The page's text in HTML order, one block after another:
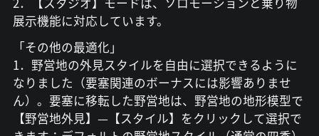
2．【スタジオ】モードは、ソロモーションと乗り物
展示機能に対応しています。
「その他の最適化」
1．野営地の外見スタイルを自由に選択できるように
なりました（要塞関連のボーナスには影響ありませ
ん）。要塞に移転した野営地は、野営地の地形模型で
【野営地外見】—【スタイル】をクリックして選択で